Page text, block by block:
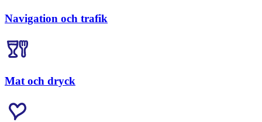
Navigation och trafik
Mat och dryck